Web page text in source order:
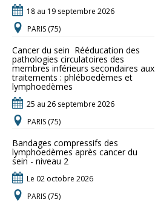
18 au 19 septembre 2026
PARIS (75)
Cancer du sein  Rééducation des
pathologies circulatoires des
membres inférieurs secondaires aux
traitements : phléboedèmes et
lymphoedèmes
25 au 26 septembre 2026
PARIS (75)
Bandages compressifs des
lymphoedèmes après cancer du
sein - niveau 2
Le 02 octobre 2026
PARIS (75)